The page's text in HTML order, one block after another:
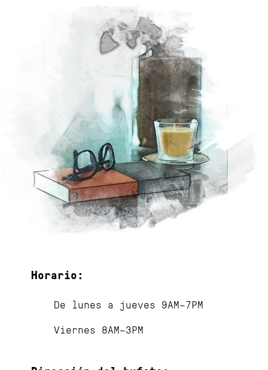
Horario:
De lunes a jueves 9AM–7PM
Viernes 8AM–3PM